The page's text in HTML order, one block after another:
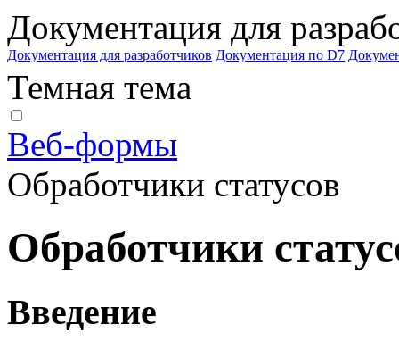
Документация для
Документация для разработчиков Документация по D7
Темная тема
Веб-формы
Обработчики статусов
Обработчики
Введение